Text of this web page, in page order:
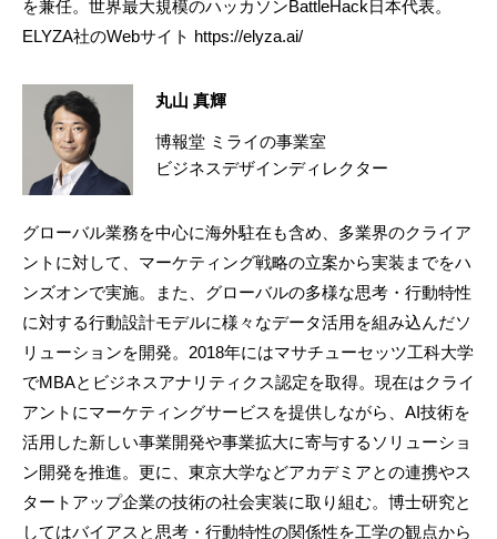
を兼任。世界最大規模のハッカソンBattleHack日本代表。
ELYZA社のWebサイト https://elyza.ai/
丸山 真輝
博報堂 ミライの事業室
ビジネスデザインディレクター
グローバル業務を中心に海外駐在も含め、多業界のクライア
ントに対して、マーケティング戦略の立案から実装までをハ
ンズオンで実施。また、グローバルの多様な思考・行動特性
に対する行動設計モデルに様々なデータ活用を組み込んだソ
リューションを開発。2018年にはマサチューセッツ工科大学
でMBAとビジネスアナリティクス認定を取得。現在はクライ
アントにマーケティングサービスを提供しながら、AI技術を
活用した新しい事業開発や事業拡大に寄与するソリューショ
ン開発を推進。更に、東京大学などアカデミアとの連携やス
タートアップ企業の技術の社会実装に取り組む。博士研究と
してはバイアスと思考・行動特性の関係性を工学の観点から